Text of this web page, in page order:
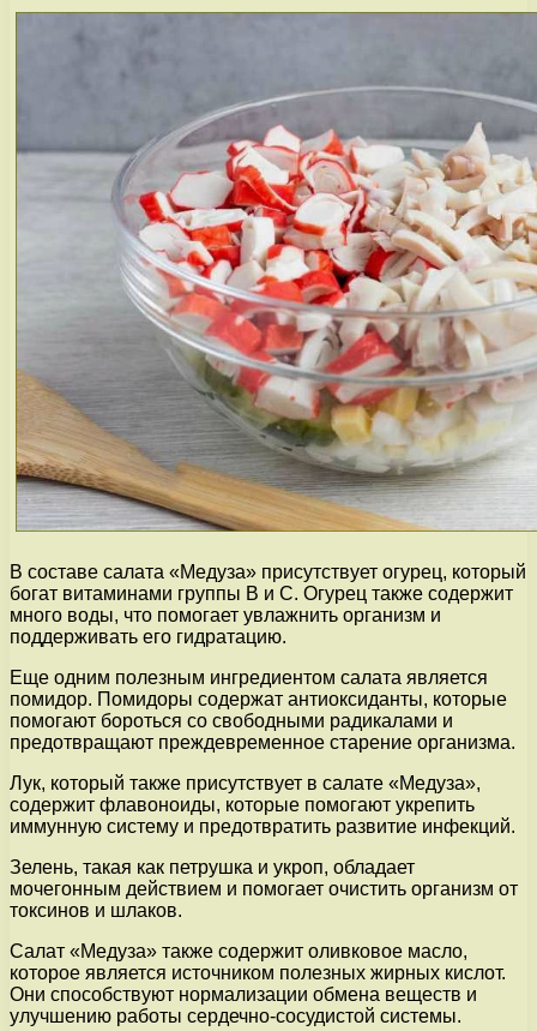
В составе салата «Медуза» присутствует огурец, который
богат витаминами группы В и С. Огурец также содержит
много воды, что помогает увлажнить организм и
поддерживать его гидратацию.
Еще одним полезным ингредиентом салата является
помидор. Помидоры содержат антиоксиданты, которые
помогают бороться со свободными радикалами и
предотвращают преждевременное старение организма.
Лук, который также присутствует в салате «Медуза»,
содержит флавоноиды, которые помогают укрепить
иммунную систему и предотвратить развитие инфекций.
Зелень, такая как петрушка и укроп, обладает
мочегонным действием и помогает очистить организм от
токсинов и шлаков.
Салат «Медуза» также содержит оливковое масло,
которое является источником полезных жирных кислот.
Они способствуют нормализации обмена веществ и
улучшению работы сердечно-сосудистой системы.